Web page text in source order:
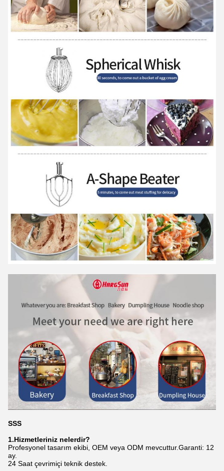
SSS
1.Hizmetleriniz nelerdir?
Profesyonel tasarım ekibi, OEM veya ODM mevcuttur.Garanti: 12
ay.
24 Saat çevrimiçi teknik destek.